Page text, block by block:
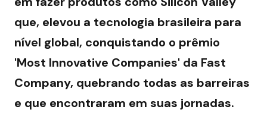
que, elevou a tecnologia brasileira para
nível global, conquistando o prêmio
'Most Innovative Companies' da Fast
Company, quebrando todas as barreiras
e que encontraram em suas jornadas.